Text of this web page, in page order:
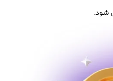
بررسی کرده ایم، داشته باشد تا
و با کمترین ریسک اقدام به معامله و
شود.